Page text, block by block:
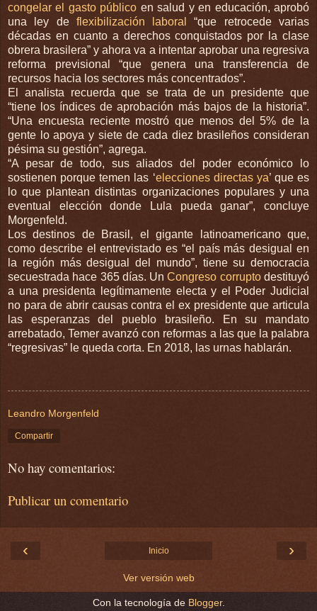
congelar el gasto público en salud y en educación, aprobó
una ley de flexibilización laboral
“que retrocede varias
décadas en cuanto a derechos conquistados por la clase
obrera brasilera” y ahora va a intentar aprobar una regresiva
reforma previsional “que genera una transferencia de
recursos hacia los sectores más concentrados”.
El analista recuerda que se trata de un presidente que
“tiene los índices de aprobación más bajos de la historia”.
“Una encuesta reciente mostró que menos del 5% de la
gente lo apoya y siete de cada diez brasileños consideran
pésima su gestión”, agrega.
“A pesar de todo, sus aliados del poder económico lo
sostienen porque temen las ‘elecciones directas ya’ que es
lo que plantean distintas organizaciones populares y una
eventual elección donde Lula pueda ganar”, concluye
Morgenfeld.
Los destinos de Brasil, el gigante latinoamericano que,
como describe el entrevistado es “el país más desigual en
la región más desigual del mundo”, tiene su democracia
secuestrada hace 365 días. UnCongreso corruptodestituyó
a una presidenta legítimamente electa y el Poder Judicial
no para de abrir causas contra el ex presidente que articula
las esperanzas del pueblo brasileño. En su mandato
arrebatado, Temer avanzó con reformas a las que la palabra
“regresivas” le queda corta. En 2018, las urnas hablarán.
Leandro Morgenfeld
Compartir
No hay comentarios:
Publicar un comentario
‹ ›
Inicio
Ver versión web
Con la tecnología de Blogger.